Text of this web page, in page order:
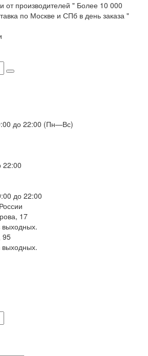
от производителей " Более 10 000
по Москве и СПб в день заказа "
до 22:00 (Пн—Вс)
22:00
до 22:00
17
выходных.
95
выходных.